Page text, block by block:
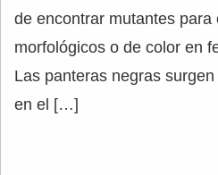
de encontrar mutantes para
morfológicos o de color en
Las panteras negras
en el […]